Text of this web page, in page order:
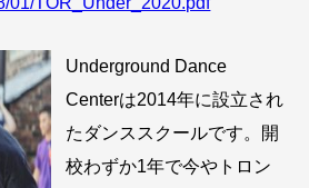
Underground Dance
Centerは2014年に設立され
たダンススクールです。開
校わずか1年で今やトロン